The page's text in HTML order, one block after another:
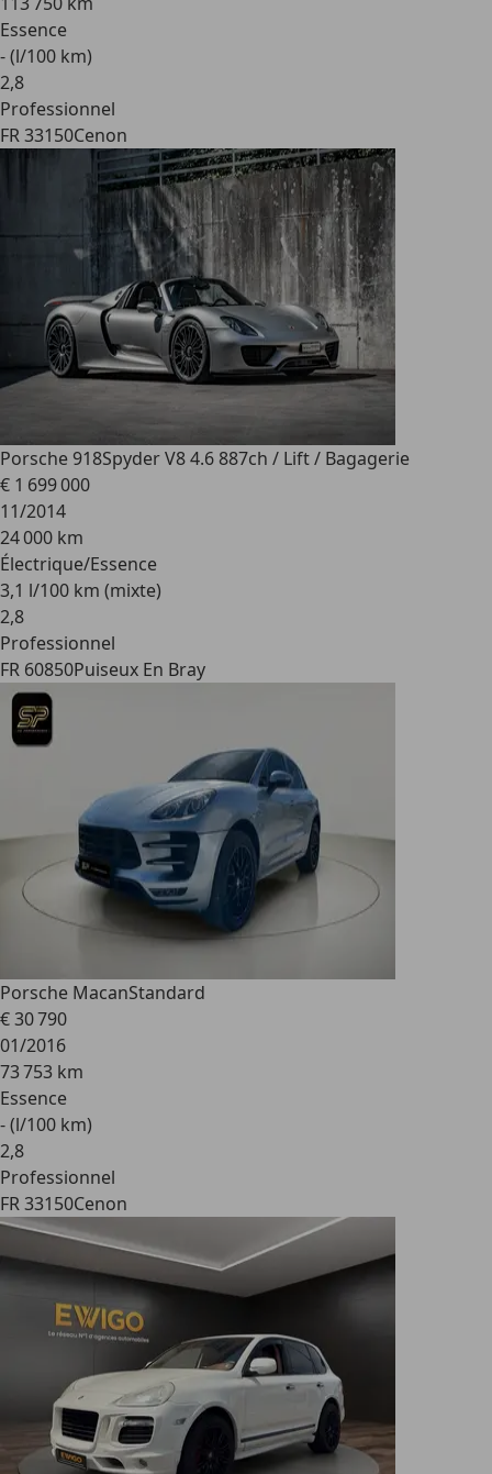
Essence
- (l/100 km)
2,8
Professionnel
FR 33150Cenon
Porsche 918Spyder V8 4.6 887ch / Lift / Bagagerie
€ 1 699 000
11/2014
24 000 km
Électrique/Essence
3,1 l/100 km (mixte)
2,8
Professionnel
FR 60850Puiseux En Bray
Porsche MacanStandard
€ 30 790
01/2016
73 753 km
Essence
- (l/100 km)
2,8
Professionnel
FR 33150Cenon